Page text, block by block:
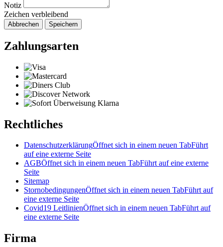
Notiz
Zeichen verbleibend
Abbrechen Speichern
Zahlungsarten
Rechtliches
DatenschutzerklärungÖffnet sich in einem neuen TabFührt
auf eine externe Seite
AGBÖffnet sich in einem neuen TabFührt auf eine externe
Seite
Sitemap
StornobedingungenÖffnet sich in einem neuen TabFührt auf
eine externe Seite
Covid19 LeitlinienÖffnet sich in einem neuen TabFührt auf
eine externe Seite
Firma